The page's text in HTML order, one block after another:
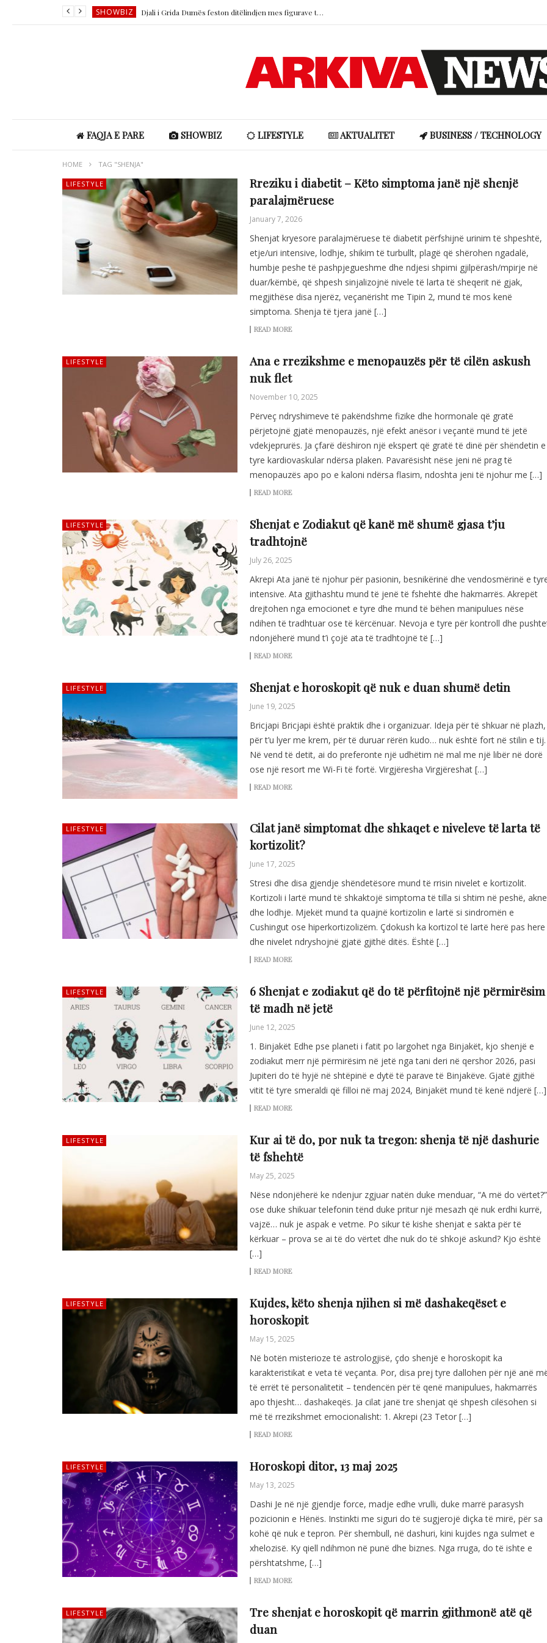
SHOWBIZ Djali i Grida Dumës feston ditëlindjen mes figurave të njohura të ekranit
Cristiano Ronaldo hap dyert e garazhit luksoz, mahnit me koleksionin milionësh të veturave
SHOWBIZ Djali i Grida Dumës feston ditëlindjen mes figurave të njohura të ekranit
FAQJA E PARE SHOWBIZ LIFESTYLE AKTUALITET BUSINESS / TECHNOLOGY
HOME TAG "SHENJA"
LIFESTYLE
Rreziku i diabetit – Këto simptoma janë një shenjë
paralajmëruese
January 7, 2026
Shenjat kryesore paralajmëruese të diabetit përfshijnë urinim të shpeshtë,
etje/uri intensive, lodhje, shikim të turbullt, plagë që shërohen ngadalë,
humbje peshe të pashpjegueshme dhe ndjesi shpimi gjilpërash/mpirje në
duar/këmbë, që shpesh sinjalizojnë nivele të larta të sheqerit në gjak,
megjithëse disa njerëz, veçanërisht me Tipin 2, mund të mos kenë
simptoma. Shenja të tjera janë […]
READ MORE
LIFESTYLE
Ana e rrezikshme e menopauzës për të cilën askush
nuk flet
November 10, 2025
Përveç ndryshimeve të pakëndshme fizike dhe hormonale që gratë
përjetojnë gjatë menopauzës, një efekt anësor i veçantë mund të jetë
vdekjeprurës. Ja çfarë dëshiron një ekspert që gratë të dinë për shëndetin e
tyre kardiovaskular ndërsa plaken. Pavarësisht nëse jeni në prag të
menopauzës apo po e kaloni ndërsa flasim, ndoshta jeni të njohur me […]
READ MORE
LIFESTYLE
Shenjat e Zodiakut që kanë më shumë gjasa t’ju
tradhtojnë
July 26, 2025
Akrepi Ata janë të njohur për pasionin, besnikërinë dhe vendosmërinë e
intensive. Ata gjithashtu mund të jenë të fshehtë dhe hakmarrës. Akrepët
drejtohen nga emocionet e tyre dhe mund të bëhen manipulues nëse
ndihen të tradhtuar ose të kërcënuar. Nevoja e tyre për kontroll dhe
ndonjëherë mund t’i çojë ata të tradhtojnë të […]
READ MORE
LIFESTYLE Shenjat e horoskopit që nuk e duan shumë detin
June 19, 2025
Bricjapi Bricjapi është praktik dhe i organizuar. Ideja për të shkuar në plazh,
për t’u lyer me krem, për të duruar rërën kudo… nuk është fort në stilin e tij.
Në vend të detit, ai do preferonte një udhëtim në mal me një libër në dorë
ose një resort me Wi-Fi të fortë. Virgjëresha Virgjëreshat […]
READ MORE
LIFESTYLE
Cilat janë simptomat dhe shkaqet e niveleve të larta të
kortizolit?
June 17, 2025
Stresi dhe disa gjendje shëndetësore mund të rrisin nivelet e kortizolit.
Kortizoli i lartë mund të shkaktojë simptoma të tilla si shtim në peshë, akne
dhe lodhje. Mjekët mund ta quajnë kortizolin e lartë si sindromën e
Cushingut ose hiperkortizolizëm. Çdokush ka kortizol të lartë herë pas here
dhe nivelet ndryshojnë gjatë gjithë ditës. Është […]
READ MORE
LIFESTYLE
6 Shenjat e zodiakut që do të përfitojnë një përmirësim
të madh në jetë
June 12, 2025
1. Binjakët Edhe pse planeti i fatit po largohet nga Binjakët, kjo shenjë e
zodiakut merr një përmirësim në jetë nga tani deri në qershor 2026, pasi
Jupiteri do të hyjë në shtëpinë e dytë të parave të Binjakëve. Gjatë gjithë
vitit të tyre smeraldi që filloi në maj 2024, Binjakët mund të kenë ndjerë […]
READ MORE
LIFESTYLE
Kur ai të do, por nuk ta tregon: shenja të një dashurie
të fshehtë
May 25, 2025
Nëse ndonjëherë ke ndenjur zgjuar natën duke menduar, “A më do vërtet?”
ose duke shikuar telefonin tënd duke pritur një mesazh që nuk erdhi kurrë,
vajzë… nuk je aspak e vetme. Po sikur të kishe shenjat e sakta për të
kërkuar – prova se ai të do vërtet dhe nuk do të shkojë askund? Kjo është
[…]
READ MORE
LIFESTYLE
Kujdes, këto shenja njihen si më dashakeqëset e
horoskopit
May 15, 2025
Në botën misterioze të astrologjisë, çdo shenjë e horoskopit ka
karakteristikat e veta të veçanta. Por, disa prej tyre dallohen për një anë
të errët të personalitetit – tendencën për të qenë manipulues, hakmarrës
apo thjesht… dashakeqës. Ja cilat janë tre shenjat që shpesh cilësohen si
më të rrezikshmet emocionalisht: 1. Akrepi (23 Tetor […]
READ MORE
LIFESTYLE Horoskopi ditor, 13 maj 2025
May 13, 2025
Dashi Je në një gjendje force, madje edhe vrulli, duke marrë parasysh
pozicionin e Hënës. Instinkti me siguri do të sugjerojë diçka të mirë, për sa
kohë që nuk e tepron. Për shembull, në dashuri, kini kujdes nga sulmet e
xhelozisë. Ky qiell ndihmon në punë dhe biznes. Nga rruga, do të ishte e
përshtatshme, […]
READ MORE
LIFESTYLE
Tre shenjat e horoskopit që marrin gjithmonë atë që
duan